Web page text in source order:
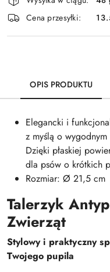
i
dostawa
Cena przesyłki:
OPIS PRODUKTU
Elegancki i
z myślą o
Dzięki płaskiej
dla psów o krótkich
Rozmiar: Ø 21,5 cm
Talerzyk
Zwierząt
Stylowy i praktyczny
Twojego pupila